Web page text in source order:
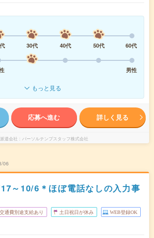
30代 40代 50代
60代
男性
もっと見る
応募へ進む 詳しく見る
派遣会社 パーソルテンプスタッフ株式会社
06
17～10/6＊ほぼ電話なしの入力事
交通費別途支給あり 土日祝日が休み WEB登録OK